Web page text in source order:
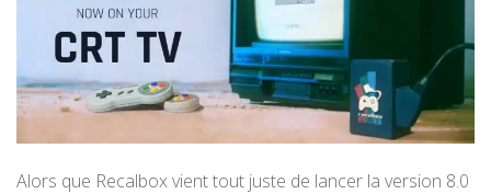
Alors que Recalbox vient tout juste de lancer la version 8.0